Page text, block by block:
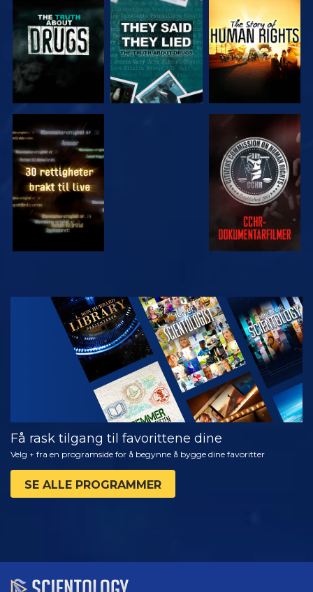
SE SE
SE SE
SE
UTFORSK
SERIEN
Få rask tilgang til favorittene dine
Velg + fra en programside for å begynne å bygge dine favoritter
SE ALLE PROGRAMMER